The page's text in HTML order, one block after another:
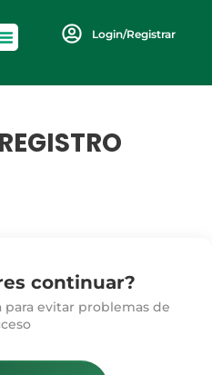
Login/Registrar
continuar?
evitar problemas de